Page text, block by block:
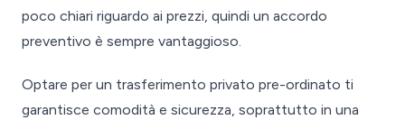
poco chiari riguardo ai prezzi, quindi un accordo
preventivo è sempre vantaggioso.
Optare per un trasferimento privato pre-ordinato ti
garantisce comodità e sicurezza, soprattutto in una